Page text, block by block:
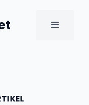
MENU